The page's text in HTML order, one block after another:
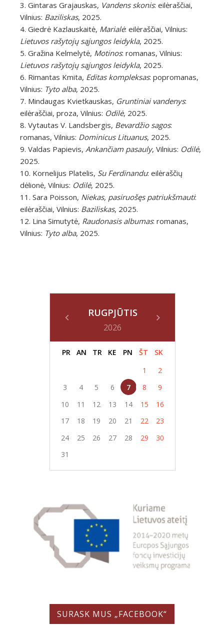
3. Gintaras Grajauskas, Vandens skonis: eilėraščiai,
Vilnius: Baziliskas, 2025.
4. Giedrė Kazlauskaitė, Marialė: eilėraščiai, Vilnius:
Lietuvos rašytojų sąjungos leidykla, 2025.
5. Gražina Kelmelytė, Motinos: romanas, Vilnius:
Lietuvos rašytojų sąjungos leidykla, 2025.
6. Rimantas Kmita, Editas kompleksas: popromanas,
Vilnius: Tyto alba, 2025.
7. Mindaugas Kvietkauskas, Gruntiniai vandenys:
eilėraščiai, proza, Vilnius: Odilė, 2025.
8. Vytautas V. Landsbergis, Bevardžio sagos:
romanas, Vilnius: Dominicus Lituanus, 2025.
9. Valdas Papievis, Ankančiam pasauly, Vilnius: Odilė,
2025.
10. Kornelijus Platelis, Su Ferdinandu: eilėraščių
dėlionė, Vilnius: Odilė, 2025.
11. Sara Poisson, Niekas, pasiruošęs patriukšmauti:
eilėraščiai, Vilnius: Baziliskas, 2025.
12. Lina Simutytė, Raudonasis albumas: romanas,
Vilnius: Tyto alba, 2025.
RUGPJŪTIS
2026
PR AN TR KE PN ŠT
SK
1
2
3
4 5 6 7 8
9
10
11 12 13 14 15
16
17
18 19 20 21 22
23
24
25 26 27 28 29
30
31
SURASK MUS „FACEBOOK“